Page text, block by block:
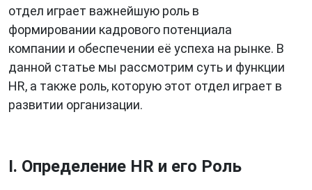
отдел играет важнейшую роль в
формировании кадрового потенциала
компании и обеспечении её успеха на рынке. В
данной статье мы рассмотрим суть и функции
HR, а также роль, которую этот отдел играет в
развитии организации.
I. Определение HR и его Роль